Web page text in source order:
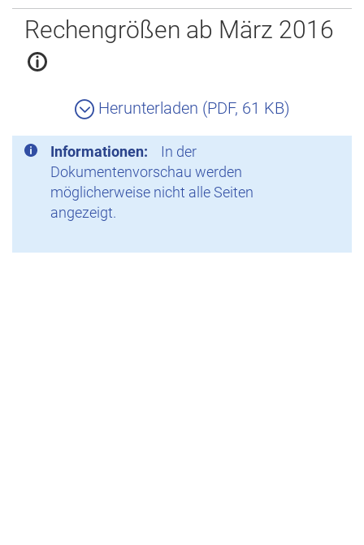
Zurück
Rechengrößen ab März 2016
Herunterladen (PDF, 61 KB)
Informationen:
In der
Dokumentenvorschau werden
möglicherweise nicht alle Seiten
angezeigt.